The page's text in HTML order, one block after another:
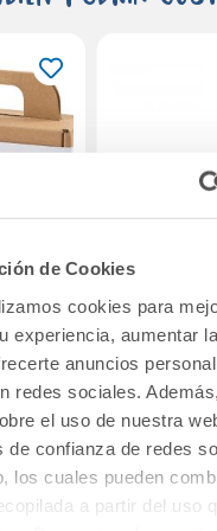
de Cookies
cookies para
experiencia, aumentar
anuncios
redes sociales.
el uso de nuestra
de confianza de redes
los cuales pueden
a partir del uso
crea
de
Rollo
Ver